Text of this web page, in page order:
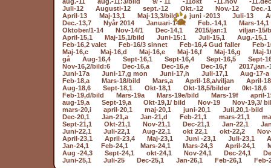
Juli-12
Augusti-12 sept.-12 Okt.-12 Nov.-12
Dec.-
April-13
Maj-13,1 Maj-13,3/bild juni -2013 Juli-13
Dec.-13,7
Nyår 2014 Januari-14:1 Feb.-14,1
Mars-14,1
Oktober/1-14
Nov-14/1 Dec-14,1 2015/jan:1
viljan-15/
April-15,1
Maj-15,1/bild Juni-15:1 Juli-15,1
Aug.-15,1
Feb-16,2 valet
Feb-16/3 sinnet Feb-16,4 Gud faller
Feb-
Maj-16,c
Maj-16,d Maj-16,e Maj-16,f Maj-16,g
Maj-
gå
Aug-16,4 Sept-16,1 Sept-16,4 Sept-16,5
Sept-
Nov-16,2/bild:6
Dec-16,a Dec-16,e Dec-16,f
2017,jan.-
Juni-17a
Juni-17,g mon Juni-17,h Juli-17,1
Aug-17-a
Feb-18,a
Mars-18/bild Mars,a April-18,a/viljan
April-
Aug-18,6
Sept-18,1 Okt-18,1 Okt-18,5/bilder
0kt-18,6
Feb-19,d/bild
Mars-19a Mars-19e/bild Mars-19f
april-
aug-19,a
Sept-19,a Okt-19,1/ bild Nov-19
Nov-19,3/
mars-20,i
april-20,1 maj-20,1 juni-20,1
Juli,20,1-bild
Dec-20,1
Jan-21,a Jan-21,d Feb-21,1 mars-21,1
Sept-21,1
Okt-21,1 Nov-21,1 Dec-21,1 Jan-22,1
Juni-22,1
Juli-22,1 Aug-22,1 okt 22,1 okt-22,2
April-23,1
April-23,4 Maj-23,1 Juni -23,1 Juli-23,1
Jan-24,1
Feb-24,1 Mars-24,1 Mars-24,3 April-24,1
Aug -24,3
Sept-24,1 okt-24,1 Nov-24,1 Dec-24,1
Juni-25,1
Juli-25 Dec-25,1 Jan-26,1 Feb-26,1 Feb-